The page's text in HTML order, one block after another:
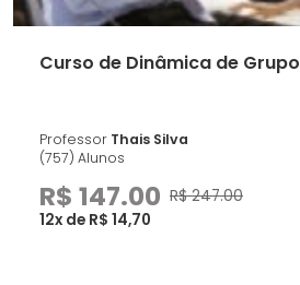
Curso de Dinâmica de Grupo
Professor Thais Silva
(757) Alunos
R$ 147.00 R$ 247.00
12x de R$ 14,70